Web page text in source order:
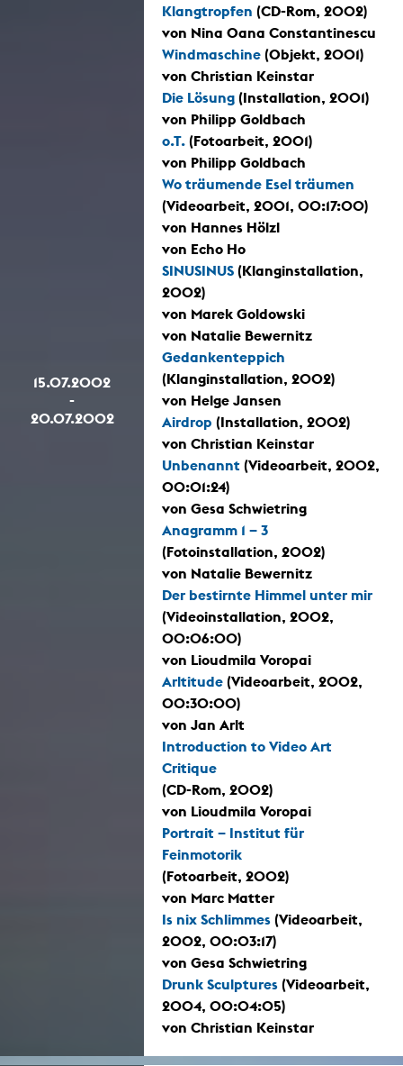
15.07.2002
-
20.07.2002
Klangtropfen (CD-Rom, 2002)
von Nina Oana Constantinescu
Windmaschine (Objekt, 2001)
von Christian Keinstar
Die Lösung (Installation, 2001)
von Philipp Goldbach
o.T. (Fotoarbeit, 2001)
von Philipp Goldbach
Wo träumende Esel träumen
(Videoarbeit, 2001, 00:17:00)
von Hannes Hölzl
von Echo Ho
SINUSINUS (Klanginstallation,
2002)
von Marek Goldowski
von Natalie Bewernitz
Gedankenteppich
(Klanginstallation, 2002)
von Helge Jansen
Airdrop (Installation, 2002)
von Christian Keinstar
Unbenannt (Videoarbeit, 2002,
00:01:24)
von Gesa Schwietring
Anagramm 1 – 3
(Fotoinstallation, 2002)
von Natalie Bewernitz
Der bestirnte Himmel unter mir
(Videoinstallation, 2002,
00:06:00)
von Lioudmila Voropai
Arltitude (Videoarbeit, 2002,
00:30:00)
von Jan Arlt
Introduction to Video Art
Critique
(CD-Rom, 2002)
von Lioudmila Voropai
Portrait – Institut für
Feinmotorik
(Fotoarbeit, 2002)
von Marc Matter
Is nix Schlimmes (Videoarbeit,
2002, 00:03:17)
von Gesa Schwietring
Drunk Sculptures (Videoarbeit,
2004, 00:04:05)
von Christian Keinstar